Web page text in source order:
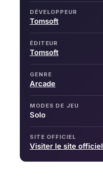
DÉVELOPPEUR
Tomsoft
ÉDITEUR
Tomsoft
GENRE
Arcade
MODES DE JEU
Solo
SITE OFFICIEL
Visiter le site officiel